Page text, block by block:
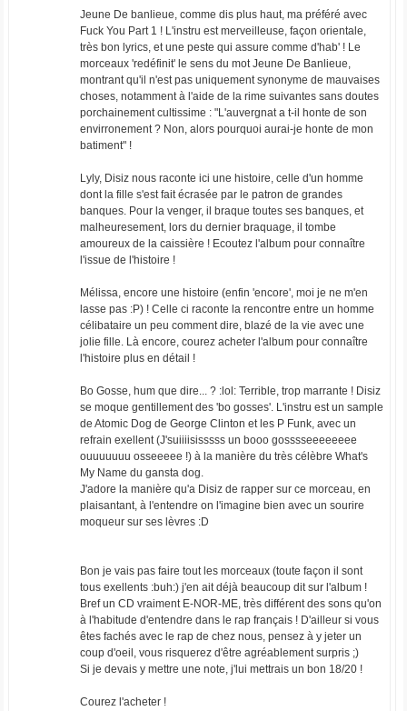
Jeune De banlieue, comme dis plus haut, ma préféré avec
Fuck You Part 1 ! L'instru est merveilleuse, façon orientale,
très bon lyrics, et une peste qui assure comme d'hab' ! Le
morceaux 'redéfinit' le sens du mot Jeune De Banlieue,
montrant qu'il n'est pas uniquement synonyme de mauvaises
choses, notamment à l'aide de la rime suivantes sans doutes
porchainement cultissime : "L'auvergnat a t-il honte de son
envirronement ? Non, alors pourquoi aurai-je honte de mon
batiment" !
Lyly, Disiz nous raconte ici une histoire, celle d'un homme
dont la fille s'est fait écrasée par le patron de grandes
banques. Pour la venger, il braque toutes ses banques, et
malheuresement, lors du dernier braquage, il tombe
amoureux de la caissière ! Ecoutez l'album pour connaître
l'issue de l'histoire !
Mélissa, encore une histoire (enfin 'encore', moi je ne m'en
lasse pas :P) ! Celle ci raconte la rencontre entre un homme
célibataire un peu comment dire, blazé de la vie avec une
jolie fille. Là encore, courez acheter l'album pour connaître
l'histoire plus en détail !
Bo Gosse, hum que dire... ? :lol: Terrible, trop marrante ! Disiz
se moque gentillement des 'bo gosses'. L'instru est un sample
de Atomic Dog de George Clinton et les P Funk, avec un
refrain exellent (J'suiiiisisssss un booo gosssseeeeeeee
ouuuuuuu osseeeee !) à la manière du très célèbre What's
My Name du gansta dog.
J'adore la manière qu'a Disiz de rapper sur ce morceau, en
plaisantant, à l'entendre on l'imagine bien avec un sourire
moqueur sur ses lèvres :D
Bon je vais pas faire tout les morceaux (toute façon il sont
tous exellents :buh:) j'en ait déjà beaucoup dit sur l'album !
Bref un CD vraiment E-NOR-ME, très différent des sons qu'on
à l'habitude d'entendre dans le rap français ! D'ailleur si vous
êtes fachés avec le rap de chez nous, pensez à y jeter un
coup d'oeil, vous risquerez d'être agréablement surpris ;)
Si je devais y mettre une note, j'lui mettrais un bon 18/20 !
Courez l'acheter !